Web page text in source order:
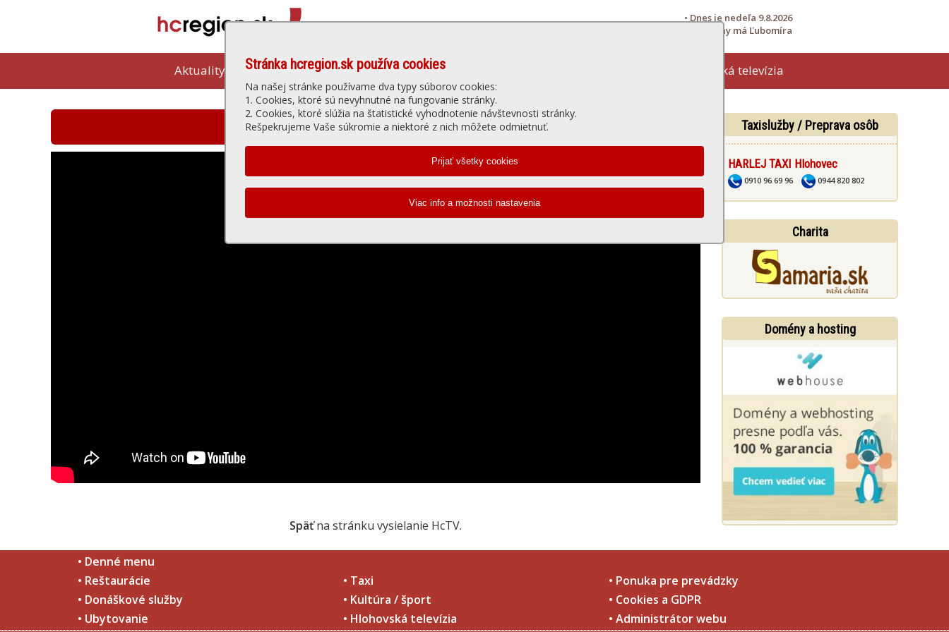
• Dnes je nedeľa 9.8.2026
• Meniny má Ľubomíra
Aktuality Kam vybehnúť Denné menu Hlohovská televízia
Stránka hcregion.sk používa cookies
Na našej stránke používame dva typy súborov cookies:
1. Cookies, ktoré sú nevyhnutné na fungovanie stránky.
2. Cookies, ktoré slúžia na štatistické vyhodnotenie návštevnosti stránky.
Rešpekrujeme Vaše súkromie a niektoré z nich môžete odmietnuť.
Hlohovská televízia - prehrávanie videa
Späťna stránku vysielanie HcTV.
Taxislužby / Preprava osôb
HARLEJ TAXI Hlohovec
0910 96 69 96 0944 820 802
Charita
Domény a hosting
• Denné menu
• Reštaurácie
• Donáškové služby
• Ubytovanie
• Taxi
• Kultúra / šport
• Hlohovská televízia
• Ponuka pre prevádzky
• Cookies a GDPR
• Administrátor webu